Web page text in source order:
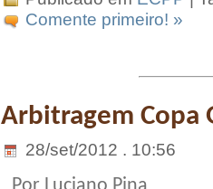
Comente primeiro! »
Arbitragem Copa
28/set/2012 . 10:56